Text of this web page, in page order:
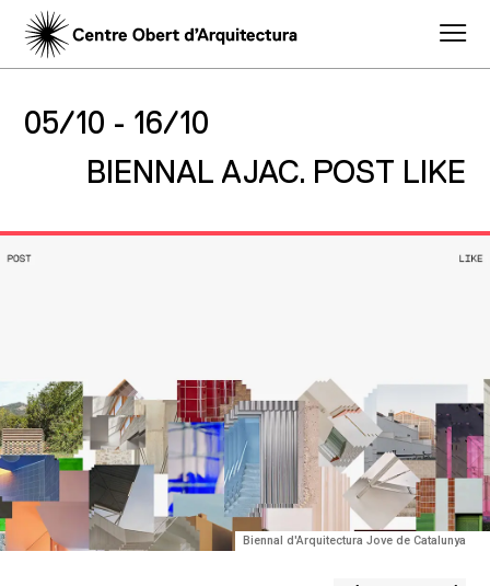
05/10 - 16/10
BIENNAL AJAC. POST LIKE
Biennal d'Arquitectura Jove de Catalunya